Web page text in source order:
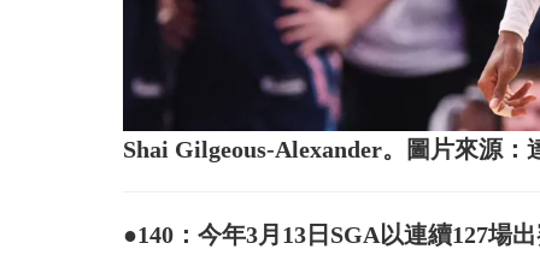
Shai Gilgeous-Alexander。圖片來源：
●140：今年3月13日SGA以連續127場